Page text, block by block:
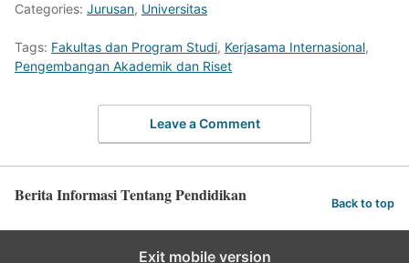
Categories: Jurusan, Universitas
Tags: Fakultas dan Program Studi, Kerjasama Internasional,
Pengembangan Akademik dan Riset
Leave a Comment
Berita Informasi Tentang Pendidikan Back to top
Exit mobile version